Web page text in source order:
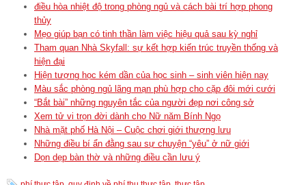
điều hòa nhiệt độ trong phòng ngủ và cách bài trí hợp phong
thủy
Mẹo giúp bạn có tinh thần làm việc hiệu quả sau kỳ nghỉ
Tham quan Nhà Skyfall: sự kết hợp kiến trúc truyền thống và
hiện đại
Hiện tượng học kém dần của học sinh – sinh viên hiện nay
Màu sắc phòng ngủ lãng mạn phù hợp cho cặp đôi mới cưới
“Bắt bài” những nguyên tắc của người đẹp nơi công sở
Xem tử vi trọn đời dành cho Nữ năm Bính Ngọ
Nhà mặt phố Hà Nội – Cuộc chơi giới thượng lưu
Những điều bí ẩn đằng sau sự chuyện “yêu” ở nữ giới
Dọn dẹp bàn thờ và những điều cần lưu ý